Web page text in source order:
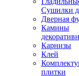
Сушилки
Дверная
Камины
Карнизы
Клей
плитки